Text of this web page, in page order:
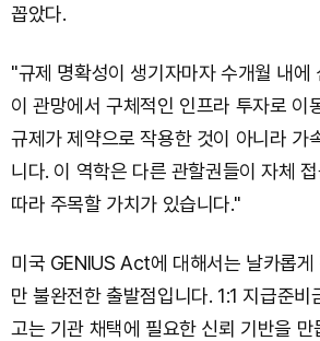
꼽았다.
"규제 명확성이 생기자마자 수개월 내에
이 관망에서 구체적인 인프라 투자로 이
규제가 제약으로 작용한 것이 아니라 가
니다. 이 역학은 다른 관할권들이 자체
따라 주목할 가치가 있습니다."
미국 GENIUS Act에 대해서는 날카롭게
만 불완전한 출발점입니다. 1:1 지급준비
고는 기관 채택에 필요한 신뢰 기반을